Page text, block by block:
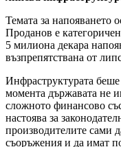
Темата за напояването
Проданов е
5 милиона декара
възпрепятствана от
Инфраструктурата
момента държавата не
сложното финансово
настоява за
производителите сами
съоръжения и да имат